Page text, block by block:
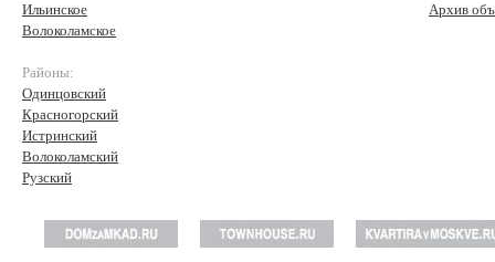
Ильинское
Волоколамское
Районы:
Одинцовский
Красногорский
Истринский
Волоколамский
Рузский
Архив